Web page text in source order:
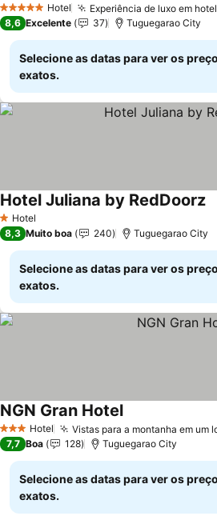
5 Estrelas Hotel Experiência de luxo em
8,6 Excelente 37 Tuguegarao City
Selecione as datas para ver os
exatos.
1 Estrelas
Hotel
Hotel Juliana by RedDoorz
8,3 Muito boa 240 Tuguegarao City
Selecione as datas para ver os
exatos.
3 EstrelasHotel Vistas para a montanha em um
NGN Gran Hotel
7,7 Boa 128 Tuguegarao City
Selecione as datas para ver os
exatos.